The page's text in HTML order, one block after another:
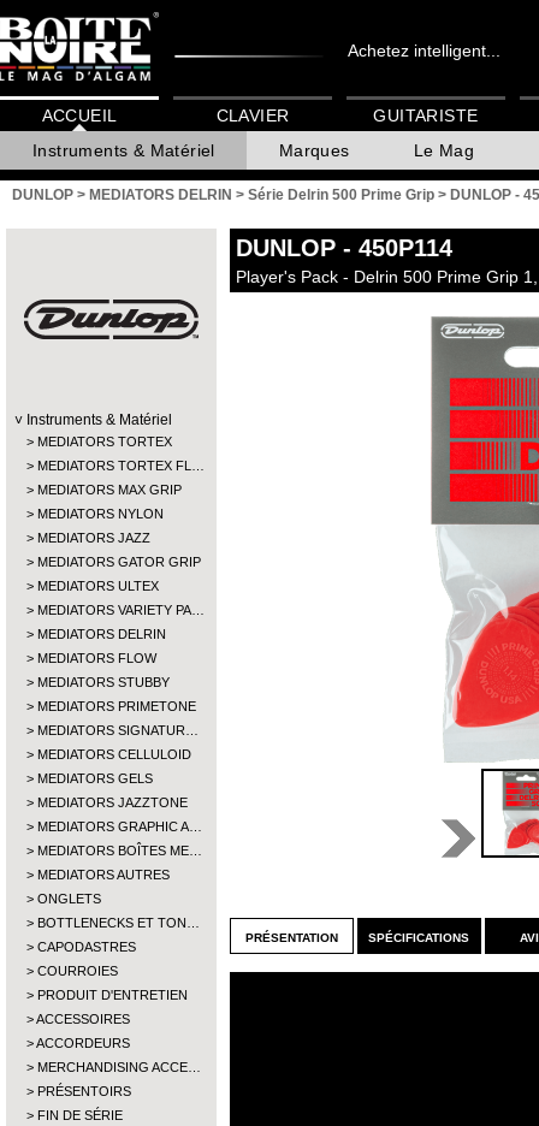
Achetez intelligent...
ACCUEIL
Instruments & Matériel
Marques Le Mag
CLAVIER GUITARISTE
DUNLOP > MEDIATORS DELRIN > Série Delrin 500 Prime Grip > DUNLOP -
Instruments & Matériel
MEDIATORS TORTEX
MEDIATORS TORTEX FL…
MEDIATORS MAX GRIP
MEDIATORS NYLON
MEDIATORS JAZZ
MEDIATORS GATOR GRIP
MEDIATORS ULTEX
MEDIATORS VARIETY PA…
MEDIATORS DELRIN
MEDIATORS FLOW
MEDIATORS STUBBY
MEDIATORS PRIMETONE
MEDIATORS SIGNATUR…
MEDIATORS CELLULOID
MEDIATORS GELS
MEDIATORS JAZZTONE
MEDIATORS GRAPHIC A…
MEDIATORS BOÎTES ME…
MEDIATORS AUTRES
ONGLETS
BOTTLENECKS ET TON…
CAPODASTRES
COURROIES
PRODUIT D'ENTRETIEN
ACCESSOIRES
ACCORDEURS
MERCHANDISING ACCE…
PRÉSENTOIRS
FIN DE SÉRIE
DUNLOP - 450P114
Player's Pack - Delrin 500 Prime Grip
présentation spécifications